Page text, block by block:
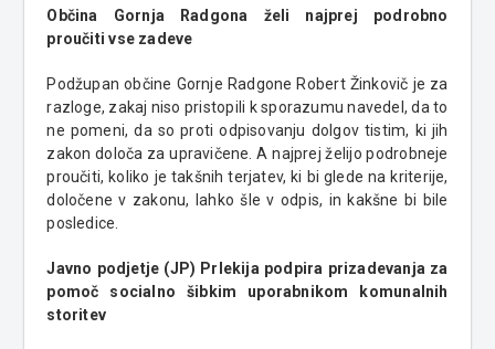
Občina Gornja Radgona želi najprej podrobno
proučiti vse zadeve
Podžupan občine Gornje Radgone Robert Žinkovič je za
razloge, zakaj niso pristopili k sporazumu navedel, da to
ne pomeni, da so proti odpisovanju dolgov tistim, ki jih
zakon določa za upravičene. A najprej želijo podrobneje
proučiti, koliko je takšnih terjatev, ki bi glede na kriterije,
določene v zakonu, lahko šle v odpis, in kakšne bi bile
posledice.
Javno podjetje (JP) Prlekija podpira prizadevanja za
pomoč socialno šibkim uporabnikom komunalnih
storitev